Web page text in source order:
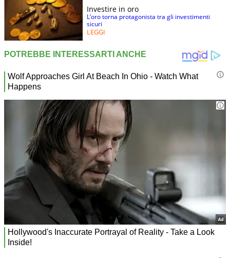
Investire in oro
L’oro torna protagonista tra gli investimenti
sicuri
LEGGI